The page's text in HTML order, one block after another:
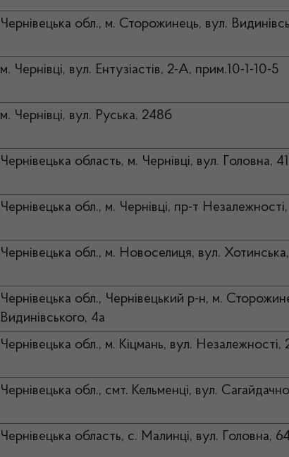
Чернівецька обл., м. Сторожинець, вул.
м. Чернівці, вул. Ентузіастів, 2-А, прим.10-1-10-5
м. Чернівці, вул. Руська, 248б
Чернівецька область, м. Чернівці, вул. Головна, 41
Чернівецька обл., м. Чернівці, пр-т Незалежності,
Чернівецька обл., м. Новоселиця, вул.
Чернівецька обл., Чернівецький р-н, м.
Видинівського, 4а
Чернівецька обл., м. Кіцмань, вул. Незалежності,
Чернівецька обл., смт. Кельменці, вул.
Чернівецька область, с. Малинці, вул. Головна, 64